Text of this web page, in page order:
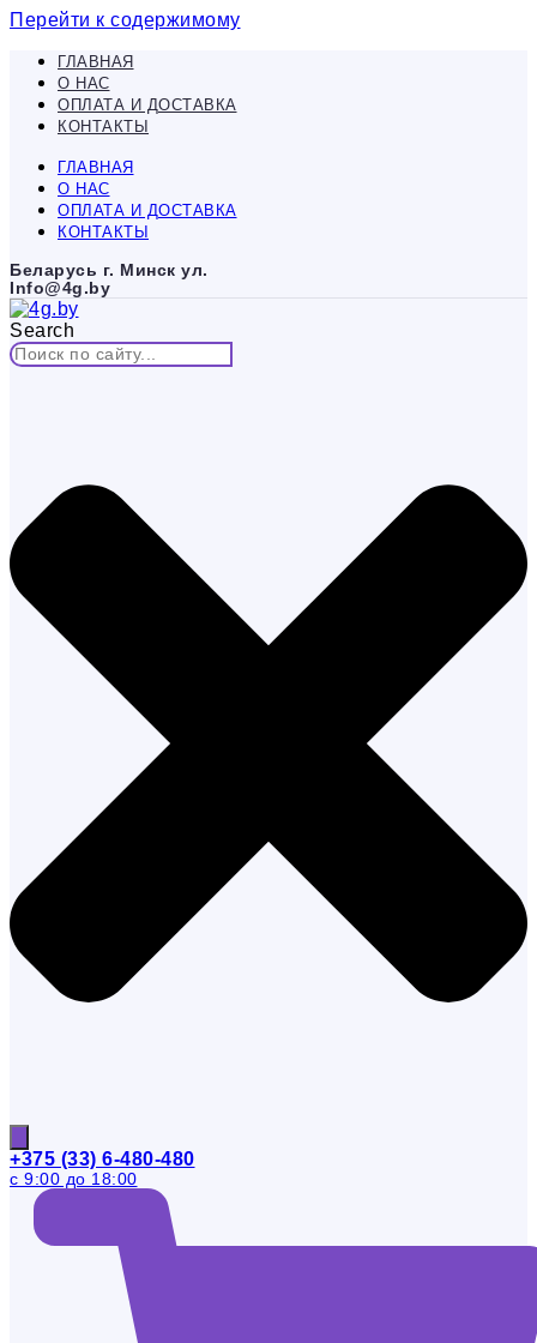
Перейти к содержимому
ГЛАВНАЯ
О НАС
ОПЛАТА И ДОСТАВКА
КОНТАКТЫ
ГЛАВНАЯ
О НАС
ОПЛАТА И ДОСТАВКА
КОНТАКТЫ
Беларусь г. Минск ул.
Info@4g.by
Search
+375 (33) 6-480-480
с 9:00 до 18:00